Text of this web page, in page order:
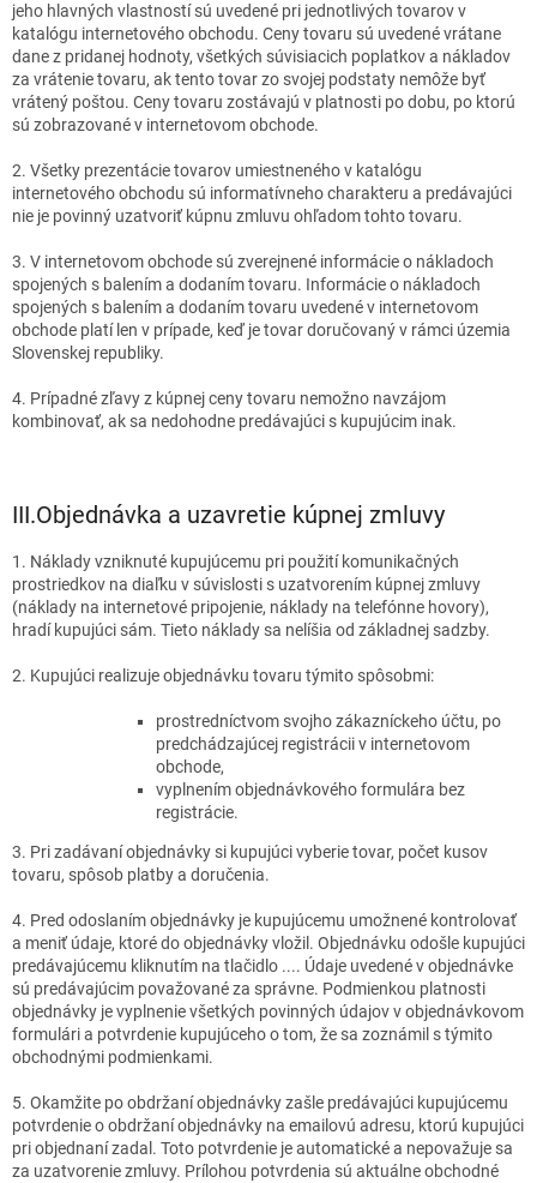
jeho hlavných vlastností sú uvedené pri jednotlivých tovarov v
katalógu internetového obchodu. Ceny tovaru sú uvedené vrátane
dane z pridanej hodnoty, všetkých súvisiacich poplatkov a nákladov
za vrátenie tovaru, ak tento tovar zo svojej podstaty nemôže byť
vrátený poštou. Ceny tovaru zostávajú v platnosti po dobu, po ktorú
sú zobrazované v internetovom obchode.
2. Všetky prezentácie tovarov umiestneného v katalógu
internetového obchodu sú informatívneho charakteru a predávajúci
nie je povinný uzatvoriť kúpnu zmluvu ohľadom tohto tovaru.
3. V internetovom obchode sú zverejnené informácie o nákladoch
spojených s balením a dodaním tovaru. Informácie o nákladoch
spojených s balením a dodaním tovaru uvedené v internetovom
obchode platí len v prípade, keď je tovar doručovaný v rámci územia
Slovenskej republiky.
4. Prípadné zľavy z kúpnej ceny tovaru nemožno navzájom
kombinovať, ak sa nedohodne predávajúci s kupujúcim inak.
III.Objednávka a uzavretie kúpnej zmluvy
1. Náklady vzniknuté kupujúcemu pri použití komunikačných
prostriedkov na diaľku v súvislosti s uzatvorením kúpnej zmluvy
(náklady na internetové pripojenie, náklady na telefónne hovory),
hradí kupujúci sám. Tieto náklady sa nelíšia od základnej sadzby.
2. Kupujúci realizuje objednávku tovaru týmito spôsobmi:
prostredníctvom svojho zákazníckeho účtu, po
predchádzajúcej registrácii v internetovom
obchode,
vyplnením objednávkového formulára bez
registrácie.
3. Pri zadávaní objednávky si kupujúci vyberie tovar, počet kusov
tovaru, spôsob platby a doručenia.
4. Pred odoslaním objednávky je kupujúcemu umožnené kontrolovať
a meniť údaje, ktoré do objednávky vložil. Objednávku odošle kupujúci
predávajúcemu kliknutím na tlačidlo .... Údaje uvedené v objednávke
sú predávajúcim považované za správne. Podmienkou platnosti
objednávky je vyplnenie všetkých povinných údajov v objednávkovom
formulári a potvrdenie kupujúceho o tom, že sa zoznámil s týmito
obchodnými podmienkami.
5. Okamžite po obdržaní objednávky zašle predávajúci kupujúcemu
potvrdenie o obdržaní objednávky na emailovú adresu, ktorú kupujúci
pri objednaní zadal. Toto potvrdenie je automatické a nepovažuje sa
za uzatvorenie zmluvy. Prílohou potvrdenia sú aktuálne obchodné